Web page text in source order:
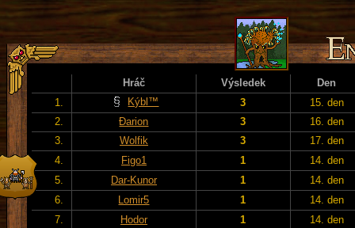
Hráč Výsledek
Den
1.
Kýbl™ 3
15. den
2.
Đarion 3
16. den
3.
Wolfik 3
17. den
4.
Figo1 1
14. den
5.
Dar-Kunor 1
14. den
6.
Lomir5 1
14. den
7.
Hodor 1
14. den